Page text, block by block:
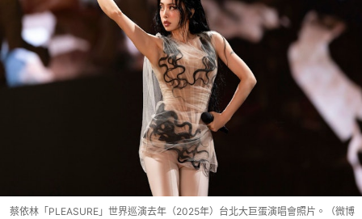
蔡依林「PLEASURE」世界巡演去年（2025年）台北大巨蛋演唱會照片。（微博